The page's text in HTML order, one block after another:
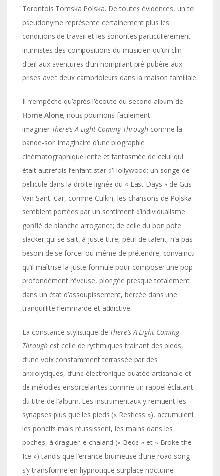
Torontois Tomska Polska. De toutes évidences, un tel
pseudonyme représente certainement plus les
conditions de travail et les sonorités particulièrement
intimistes des compositions du musicien qu’un clin
d’œil aux aventures d’un horripilant pré-pubère aux
prises avec deux cambrioleurs dans la maison familiale.
Il n’empêche qu’après l’écoute du second album de
Home Alone, nous pourrions facilement
imaginer There’s A Light Coming Through comme la
bande-son imaginaire d’une biographie
cinématographique lente et fantasmée de celui qui
était autrefois l’enfant star d’Hollywood; un songe de
pellicule dans la droite lignée du « Last Days » de Gus
Van Sant. Car, comme Culkin, les chansons de Polska
semblent portées par un sentiment d’individualisme
gonflé de blanche arrogance; de celle du bon pote
slacker qui se sait, à juste titre, pétri de talent, n’a pas
besoin de se forcer ou même de prétendre, convaincu
qu’il maîtrise la juste formule pour composer une pop
profondément rêveuse, plongée presque totalement
dans un état d’assoupissement, bercée dans une
tranquillité flemmarde et addictive.
La constance stylistique de There’s A Light Coming
Through est celle de rythmiques trainant des pieds,
d’une voix constamment terrassée par des
anxiolytiques, d’une électronique ouatée artisanale et
de mélodies ensorcelantes comme un rappel éclatant
du titre de l’album. Les instrumentaux y remuent les
synapses plus que les pieds (« Restless »), accumulent
les poncifs mais réussissent, les mains dans les
poches, à draguer le chaland (« Beds » et « Broke the
Ice ») tandis que l’errance brumeuse d’une road song
s’y transforme en hypnotique surplace nocturne